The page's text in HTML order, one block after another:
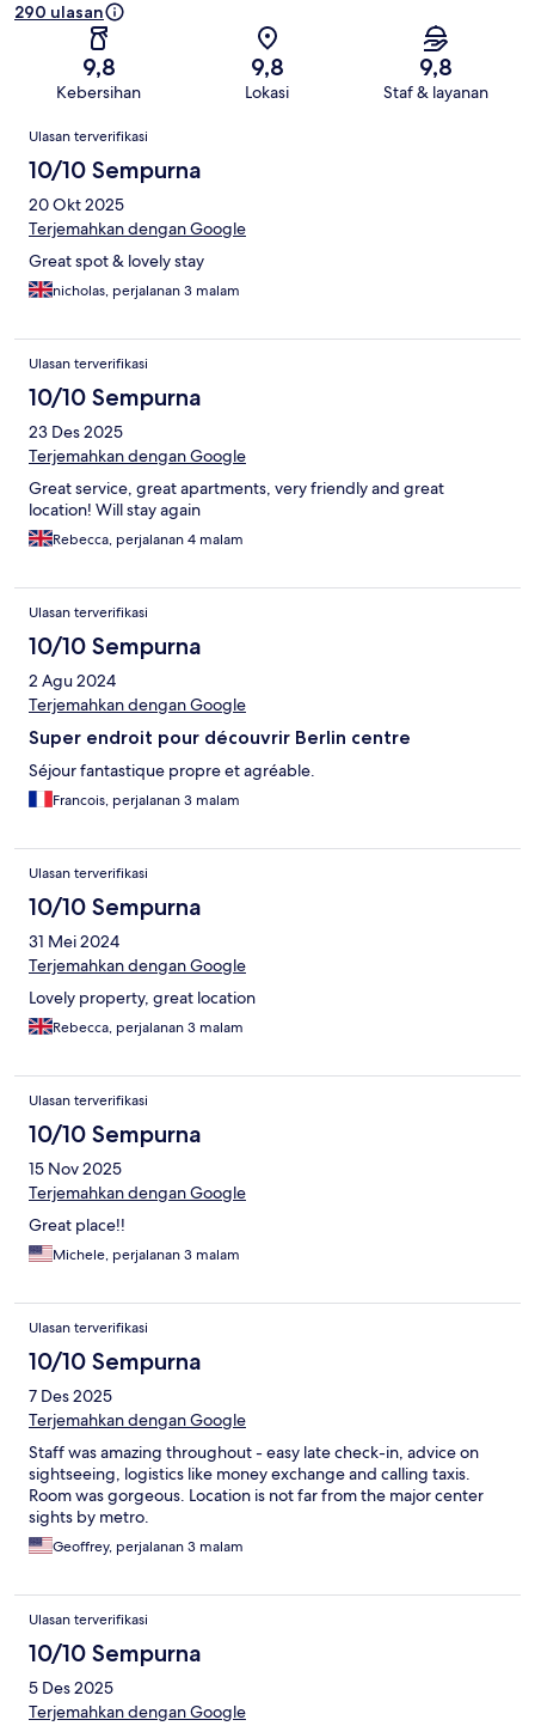
290 ulasan
9,8
Kebersihan
9,8
Lokasi
9,8
Staf & layanan
Ulasan
Ulasan terverifikasi
10/10 Sempurna
20 Okt 2025
Terjemahkan dengan Google
Great spot & lovely stay
nicholas, perjalanan 3 malam
Ulasan terverifikasi
10/10 Sempurna
23 Des 2025
Terjemahkan dengan Google
Great service, great apartments, very friendly and great
location! Will stay again
Rebecca, perjalanan 4 malam
Ulasan terverifikasi
10/10 Sempurna
2 Agu 2024
Terjemahkan dengan Google
Super endroit pour découvrir Berlin centre
Séjour fantastique propre et agréable.
Francois, perjalanan 3 malam
Ulasan terverifikasi
10/10 Sempurna
31 Mei 2024
Terjemahkan dengan Google
Lovely property, great location
Rebecca, perjalanan 3 malam
Ulasan terverifikasi
10/10 Sempurna
15 Nov 2025
Terjemahkan dengan Google
Great place!!
Michele, perjalanan 3 malam
Ulasan terverifikasi
10/10 Sempurna
7 Des 2025
Terjemahkan dengan Google
Staff was amazing throughout - easy late check-in, advice on
sightseeing, logistics like money exchange and calling taxis.
Room was gorgeous. Location is not far from the major center
sights by metro.
Geoffrey, perjalanan 3 malam
Ulasan terverifikasi
10/10 Sempurna
5 Des 2025
Terjemahkan dengan Google